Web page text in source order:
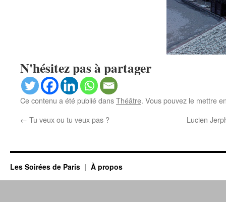
N'hésitez pas à partager
Ce contenu a été publié dansThéâtre. Vous pouvez le mettre
← Tu veux ou tu veux pas ? Lucien
Les Soirées de Paris À propos